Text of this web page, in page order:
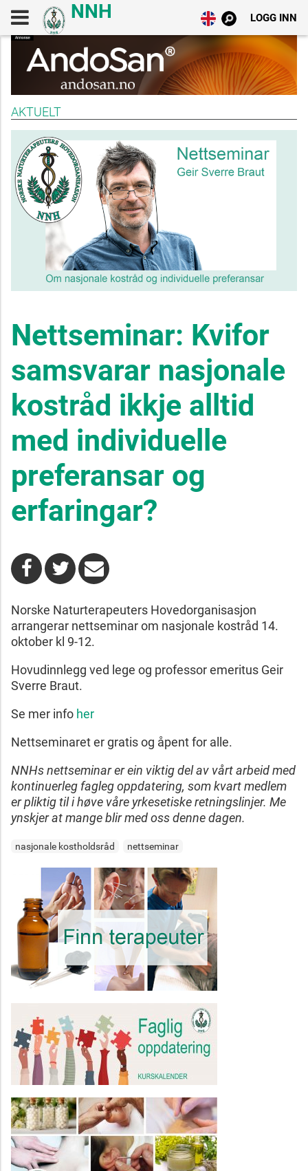
LOGG INN
AKTUELT
Nettseminar: Kvifor
samsvarar nasjonale
kostråd ikkje alltid
med individuelle
preferansar og
erfaringar?
Norske Naturterapeuters Hovedorganisasjon
arrangerar nettseminar om nasjonale kostråd 14.
oktober kl 9-12.
Hovudinnlegg ved lege og professor emeritus Geir
Sverre Braut.
Se mer info her
Nettseminaret er gratis og åpent for alle.
NNHs nettseminar er ein viktig del av vårt arbeid med
kontinuerleg fagleg oppdatering, som kvart medlem
er pliktig til i høve våre yrkesetiske retningslinjer. Me
ynskjer at mange blir med oss denne dagen.
nasjonale kostholdsråd nettseminar